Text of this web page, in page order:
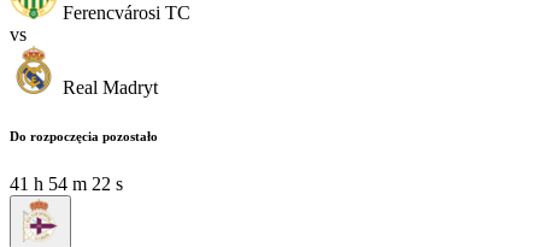
Ferencvárosi TC
vs
Real Madryt
Do rozpoczęcia pozostało
41 h 54 m 22 s